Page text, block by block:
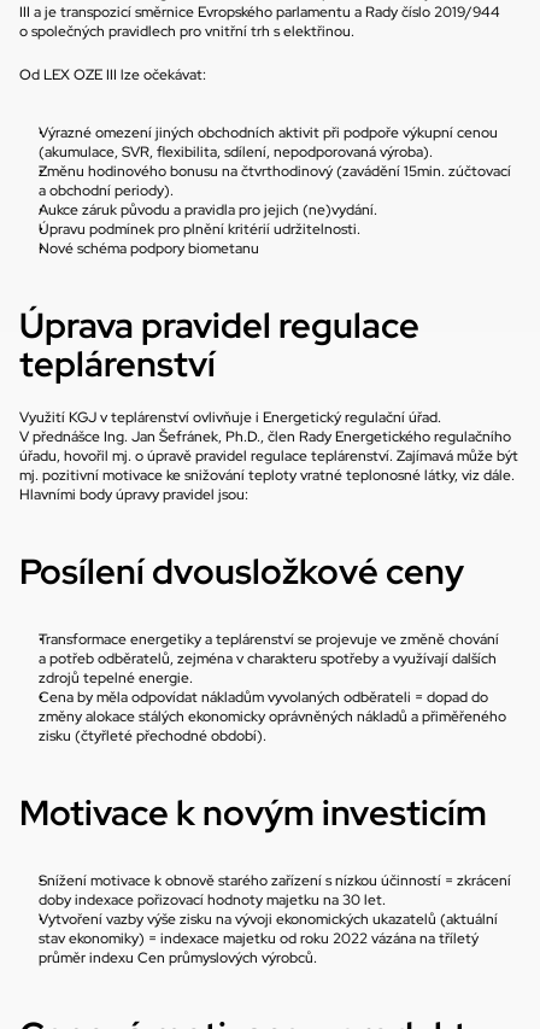
III a je transpozicí směrnice Evropského parlamentu a Rady číslo 2019/944
o společných pravidlech pro vnitřní trh s elektřinou.
Od LEX OZE III lze očekávat:
Výrazné omezení jiných obchodních aktivit při podpoře výkupní cenou
(akumulace, SVR, flexibilita, sdílení, nepodporovaná výroba).
Změnu hodinového bonusu na čtvrthodinový (zavádění 15min. zúčtovací
a obchodní periody).
Aukce záruk původu a pravidla pro jejich (ne)vydání.
Úpravu podmínek pro plnění kritérií udržitelnosti.
Nové schéma podpory biometanu
Úprava pravidel regulace
teplárenství
Využití KGJ v teplárenství ovlivňuje i Energetický regulační úřad.
V přednášce Ing. Jan Šefránek, Ph.D., člen Rady Energetického regulačního
úřadu, hovořil mj. o úpravě pravidel regulace teplárenství. Zajímavá může být
mj. pozitivní motivace ke snižování teploty vratné teplonosné látky, viz dále.
Hlavními body úpravy pravidel jsou:
Posílení dvousložkové ceny
Transformace energetiky a teplárenství se projevuje ve změně chování
a potřeb odběratelů, zejména v charakteru spotřeby a využívají dalších
zdrojů tepelné energie.
Cena by měla odpovídat nákladům vyvolaných odběrateli = dopad do
změny alokace stálých ekonomicky oprávněných nákladů a přiměřeného
zisku (čtyřleté přechodné období).
Motivace k novým investicím
Snížení motivace k obnově starého zařízení s nízkou účinností = zkrácení
doby indexace pořizovací hodnoty majetku na 30 let.
Vytvoření vazby výše zisku na vývoji ekonomických ukazatelů (aktuální
stav ekonomiky) = indexace majetku od roku 2022 vázána na tříletý
průměr indexu Cen průmyslových výrobců.